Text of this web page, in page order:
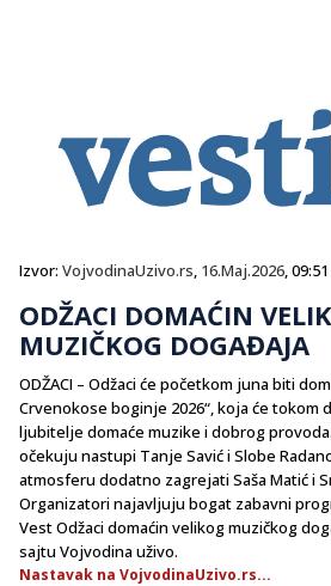
Izvor: VojvodinaUzivo.rs, 16.Maj.2026, 09:51
ODŽACI DOMAĆIN
MUZIČKOG DOGAĐAJA
ODŽACI – Odžaci će početkom juna biti
Crvenokose boginje 2026“, koja će tokom
ljubitelje domaće muzike i dobrog
očekuju nastupi Tanje Savić i Slobe
atmosferu dodatno zagrejati Saša Matić i
Organizatori najavljuju bogat zabavni
Vest Odžaci domaćin velikog muzičkog
sajtu Vojvodina uživo.
Nastavak na VojvodinaUzivo.rs...